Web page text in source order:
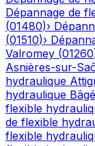
Dépannage de
(01480)›
(01510)›
Valromey (01260
Asnières-sur-
hydraulique
hydraulique
flexible
de flexible
flexible